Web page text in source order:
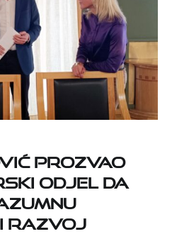
PROZVAO
ODJEL DA
RAZVOJ